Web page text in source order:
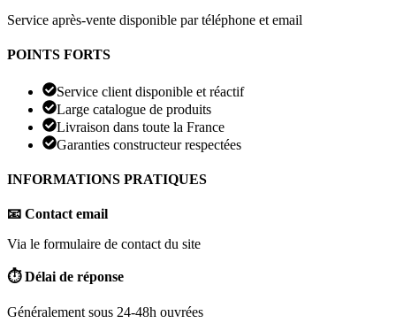
Service après-vente disponible par téléphone et email
POINTS FORTS
Service client disponible et réactif
Large catalogue de produits
Livraison dans toute la France
Garanties constructeur respectées
INFORMATIONS PRATIQUES
📧 Contact email
Via le formulaire de contact du site
⏱️ Délai de réponse
Généralement sous 24-48h ouvrées